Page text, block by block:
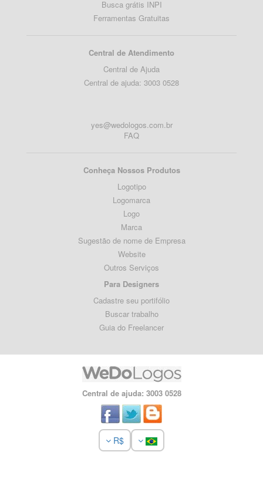
Busca grátis INPI
Ferramentas Gratuitas
Central de Atendimento
Central de Ajuda
Central de ajuda: 3003 0528
yes@wedologos.com.br
FAQ
Conheça Nossos Produtos
Logotipo
Logomarca
Logo
Marca
Sugestão de nome de Empresa
Website
Outros Serviços
Para Designers
Cadastre seu portifólio
Buscar trabalho
Guia do Freelancer
Central de ajuda: 3003 0528
R$